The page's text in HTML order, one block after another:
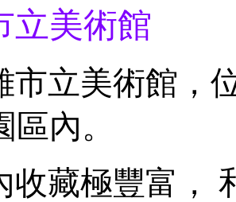
立美術館
美術館，位
內。
極豐富，